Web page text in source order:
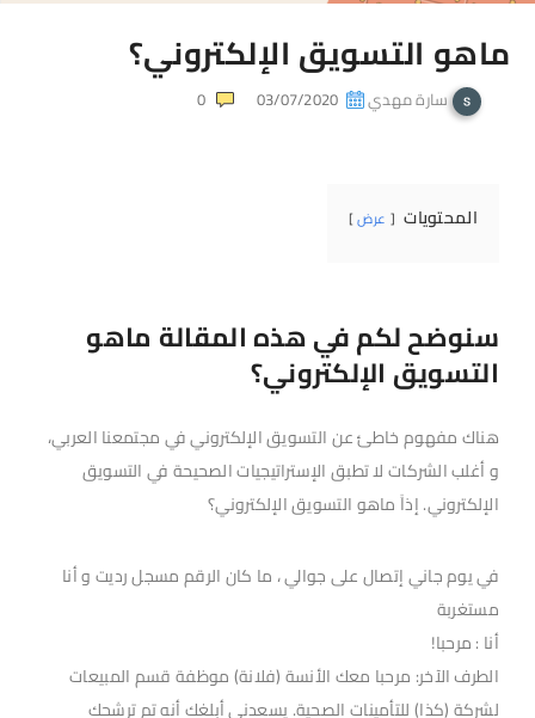
ماهو التسويق الإلكتروني؟
سارة مهدي 03/07/2020
0
المحتويات عرض
سنوضح لكم في هذه المقالة ماهو
التسويق الإلكتروني؟
هناك مفهوم خاطئ عن التسويق الإلكتروني في مجتمعنا العربي،
و أغلب الشركات لا تطبق الإستراتيجيات الصحيحة في التسويق
الإلكتروني. إذاََ ماهو التسويق الإلكتروني؟
في يوم جاني إتصال على جوالي ، ما كان الرقم مسجل رديت و أنا
مستغربة
أنا : مرحبا!
الطرف الآخر: مرحبا معك الأنسة (فلانة) موظفة قسم المبيعات
لشركة (كذا) للتأمينات الصحية. يسعدني أبلغك أنه تم ترشحك